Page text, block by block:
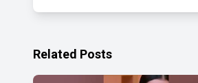
Related Posts